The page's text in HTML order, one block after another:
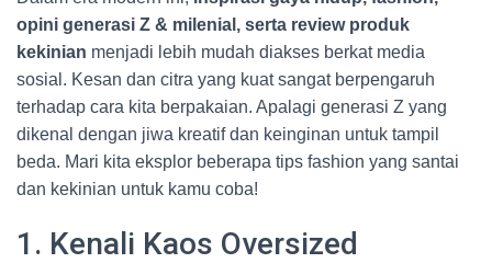
opini generasi Z & milenial, serta review produk
kekinian menjadi lebih mudah diakses berkat media
sosial. Kesan dan citra yang kuat sangat berpengaruh
terhadap cara kita berpakaian. Apalagi generasi Z yang
dikenal dengan jiwa kreatif dan keinginan untuk tampil
beda. Mari kita eksplor beberapa tips fashion yang santai
dan kekinian untuk kamu coba!
1. Kenali Kaos Oversized